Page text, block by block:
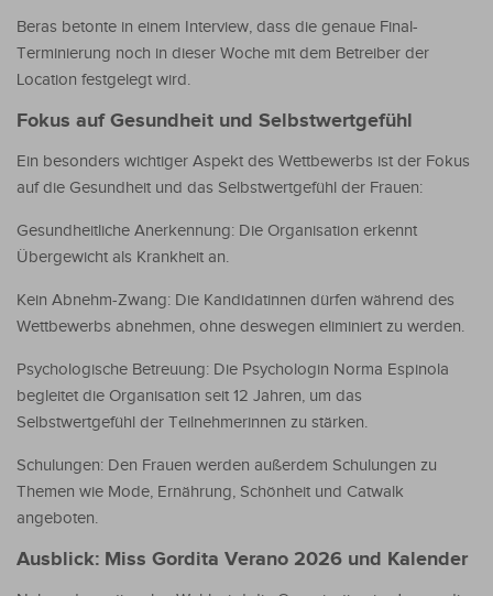
Beras betonte in einem Interview, dass die genaue Final-
Terminierung noch in dieser Woche mit dem Betreiber der
Location festgelegt wird.
Fokus auf Gesundheit und Selbstwertgefühl
Ein besonders wichtiger Aspekt des Wettbewerbs ist der Fokus
auf die Gesundheit und das Selbstwertgefühl der Frauen:
Gesundheitliche Anerkennung: Die Organisation erkennt
Übergewicht als Krankheit an.
Kein Abnehm-Zwang: Die Kandidatinnen dürfen während des
Wettbewerbs abnehmen, ohne deswegen eliminiert zu werden.
Psychologische Betreuung: Die Psychologin Norma Espinola
begleitet die Organisation seit 12 Jahren, um das
Selbstwertgefühl der Teilnehmerinnen zu stärken.
Schulungen: Den Frauen werden außerdem Schulungen zu
Themen wie Mode, Ernährung, Schönheit und Catwalk
angeboten.
Ausblick: Miss Gordita Verano 2026 und Kalender